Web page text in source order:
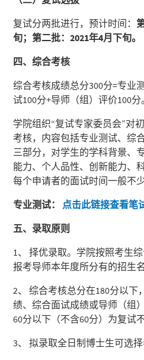
复试分两批进行，预计时间：
旬；第二批：2021年4月下旬。
四、综合考核
综合考核成绩总分300分=专业
试100分+导师（组）评价100分
学院组织“复试专家委员会”对
考核，内容包括专业测试、综
三部分，对学生的学科背景、
能力、个人品性、创新能力、
每个申请者的面试时间一般不少
专业测试：
点击此链接查看笔
五、录取原则
1、 择优录取。学院按照考生
报考导师本年度所分有的招生
2、 综合考核总分在180分以下
绩、综合面试成绩或导师（组
60分以下（不含60分）为复试
3、 拟录取全日制博士生可选择